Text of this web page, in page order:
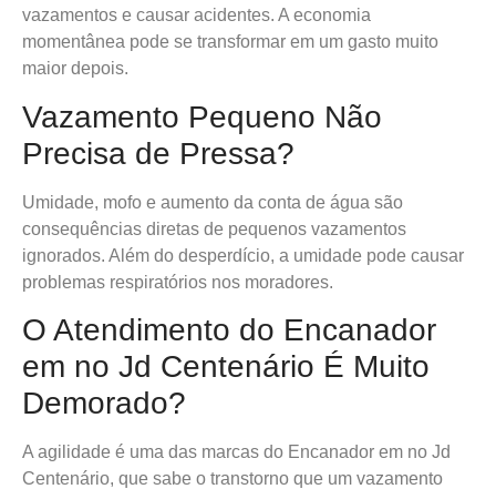
vazamentos e causar acidentes. A economia
momentânea pode se transformar em um gasto muito
maior depois.
Vazamento Pequeno Não
Precisa de Pressa?
Umidade, mofo e aumento da conta de água são
consequências diretas de pequenos vazamentos
ignorados. Além do desperdício, a umidade pode causar
problemas respiratórios nos moradores.
O Atendimento do Encanador
em no Jd Centenário É Muito
Demorado?
A agilidade é uma das marcas do Encanador em no Jd
Centenário, que sabe o transtorno que um vazamento